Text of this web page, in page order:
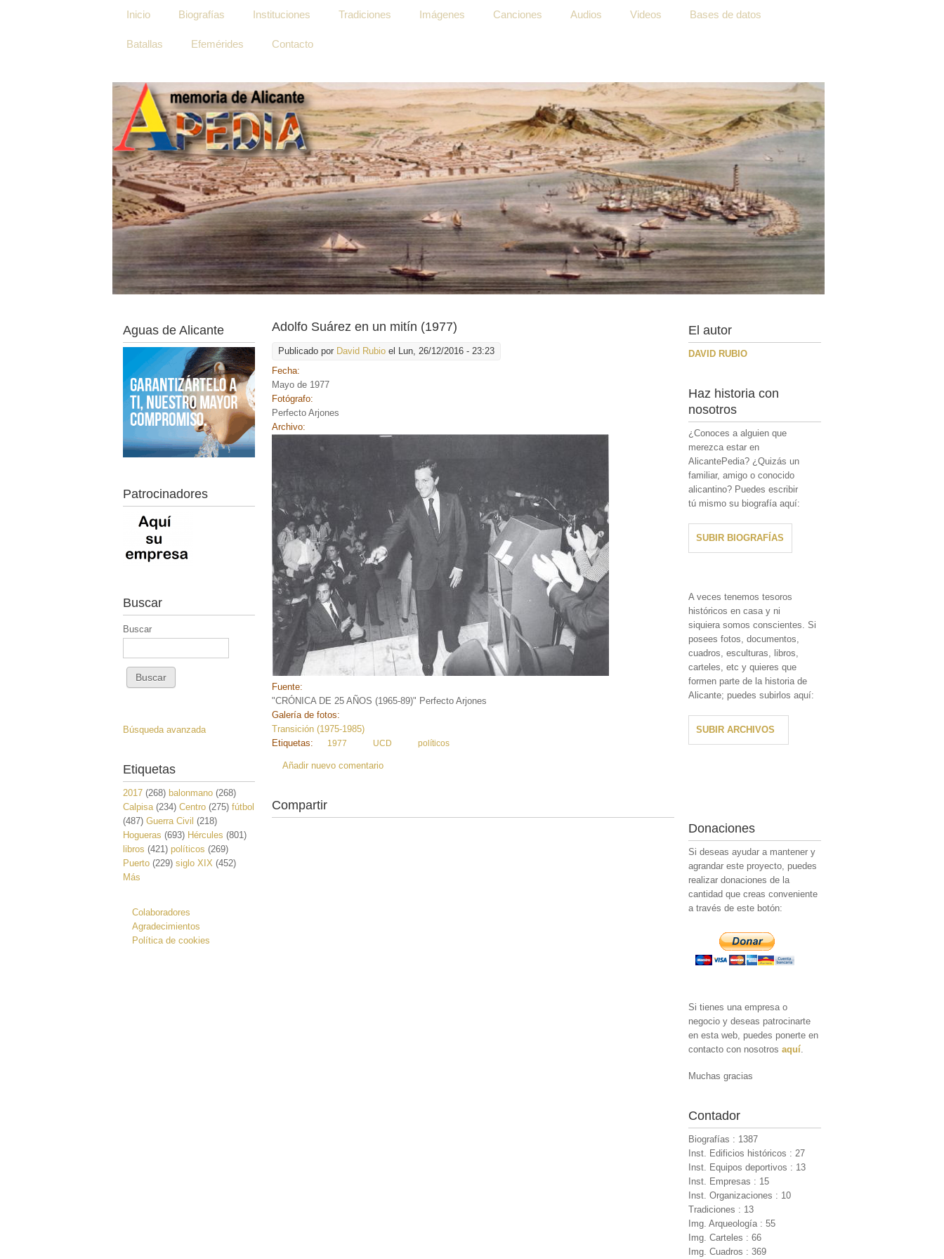
Inicio Biografías Instituciones Tradiciones Imágenes Canciones Audios Videos Bases de datos
Batallas Efemérides Contacto
Adolfo Suárez en un mitín (1977)
Publicado por David Rubio el Lun, 26/12/2016 - 23:23
Fecha:
Mayo de 1977
Fotógrafo:
Perfecto Arjones
Archivo:
Fuente:
"CRÓNICA DE 25 AÑOS (1965-89)" Perfecto Arjones
Galería de fotos:
Transición (1975-1985)
Etiquetas:
1977 UCD políticos
Añadir nuevo comentario
Compartir
Aguas de Alicante
Patrocinadores
Buscar
Buscar
Búsqueda avanzada
Etiquetas
2017 (268) balonmano (268)
Calpisa (234) Centro (275) fútbol
(487) Guerra Civil (218)
Hogueras (693) Hércules (801)
libros (421) políticos (269)
Puerto (229) siglo XIX (452)
Más
Colaboradores
Agradecimientos
Política de cookies
El autor
DAVID RUBIO
Haz historia con
nosotros
¿Conoces a alguien que
merezca estar en
AlicantePedia? ¿Quizás un
familiar, amigo o conocido
alicantino? Puedes escribir
tú mismo su biografía aquí:
SUBIR BIOGRAFÍAS
A veces tenemos tesoros
históricos en casa y ni
siquiera somos conscientes. Si
posees fotos, documentos,
cuadros, esculturas, libros,
carteles, etc y quieres que
formen parte de la historia de
Alicante; puedes subirlos aquí:
SUBIR ARCHIVOS
Donaciones
Si deseas ayudar a mantener y
agrandar este proyecto, puedes
realizar donaciones de la
cantidad que creas conveniente
a través de este botón:
Si tienes una empresa o
negocio y deseas patrocinarte
en esta web, puedes ponerte en
contacto con nosotrosaquí.
Muchas gracias
Contador
Biografías : 1387
Inst. Edificios históricos : 27
Inst. Equipos deportivos : 13
Inst. Empresas : 15
Inst. Organizaciones : 10
Tradiciones : 13
Img. Arqueología : 55
Img. Carteles : 66
Img. Cuadros : 369